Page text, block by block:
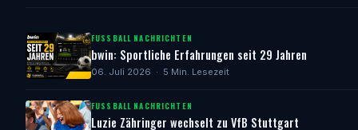
FUSSBALL NACHRICHTEN
bwin: Sportliche Erfahrungen seit 29 Jahren
06. Juli 2026 · 5 Min. Lesezeit
FUSSBALL NACHRICHTEN
Luzie Zähringer wechselt zu VfB Stuttgart